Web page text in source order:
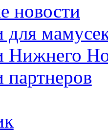
новости
для
Нижнего
партнеров